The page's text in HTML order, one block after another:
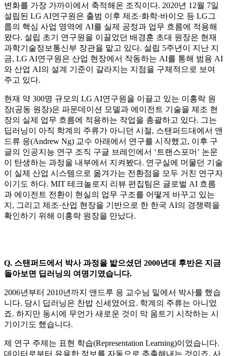
변화를 가장 가까이에서 축적해온 조직이다. 2020년 12월 7일
설립된 LG AI연구원은 출범 이후 제조·화학·바이오 등 LG그
룹의 핵심 사업 영역에 AI를 실제 공정과 업무 흐름에 적용해
왔다. 설립 초기 연구원을 이끌었던 배경훈 초대 원장은 현재
과학기술정보통신부 장관을 맡고 있다. 설립 5주년이 지난 지
금, LG AI연구원은 산업 현장에서 작동하는 AI를 통해 범용 AI
와 산업 AI의 설계 기준이 갈라지는 지점을 구체적으로 보여
주고 있다.
현재 약 300명 규모의 LG AI연구원을 이끌고 있는 이홍락 원
장(공동 원장)은 파운데이션 모델과 에이전트 기술을 제조 현
장의 실제 업무 흐름에 적용하는 작업을 총괄하고 있다. 그는
딥러닝이 아직 학계의 주류가 아니던 시절, 스탠퍼드대에서 앤
드류 응(Andrew Ng) 교수 아래에서 연구를 시작했고, 이후 구
글의 인공지능 연구 조직 구글 브레인에서 ‘트랜스포머’ 논문
이 탄생하는 과정을 내부에서 지켜봤다. 연구실에 머물던 기술
이 실제 산업 시스템으로 옮겨가는 전환점을 모두 거친 연구자
이기도 하다. MIT 테크놀로지 리뷰 편집팀은 글로벌 AI 흐름
과 에이전트 전환이 현실의 업무 구조를 어떻게 바꾸고 있는
지, 그리고 제조·산업 현장을 기반으로 한 한국 AI의 경쟁력을
확인하기 위해 이홍락 원장을 만났다.
Q. 스탠퍼드에서 박사 과정을 밟으셨던 2000년대 후반은 지금
돌아보면 딥러닝의 여명기였습니다.
2006년부터 2010년까지 앤드루 응 교수님 밑에서 박사를 했습
니다. 당시 딥러닝은 찬밥 신세였어요. 학계의 주류는 아니었
죠. 하지만 동시에 무언가 새로운 것이 막 움트기 시작하는 시
기이기도 했습니다.
제 연구 주제는 표현 학습(Representation Learning)이었습니다.
데이터로부터 유용한 정보를 자동으로 추출해내는 것이죠. 사